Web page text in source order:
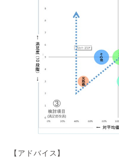
【アドバイス】